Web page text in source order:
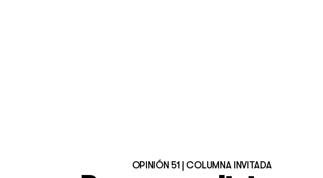
OPINIÓN 51 | COLUMNA INVITADA